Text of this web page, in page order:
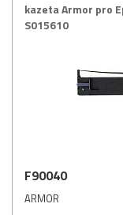
kazeta Armor pro
S015610
F90040
ARMOR